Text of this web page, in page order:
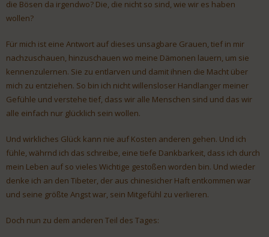
die Bösen da irgendwo? Die, die nicht so sind, wie wir es haben
wollen?
Für mich ist eine Antwort auf dieses unsagbare Grauen, tief in mir
nachzuschauen, hinzuschauen wo meine Dämonen lauern, um sie
kennenzulernen. Sie zu entlarven und damit ihnen die Macht über
mich zu entziehen. So bin ich nicht willensloser Handlanger meiner
Gefühle und verstehe tief, dass wir alle Menschen sind und das wir
alle einfach nur glücklich sein wollen.
Und wirkliches Glück kann nie auf Kosten anderen gehen. Und ich
fühle, währnd ich das schreibe, eine tiefe Dankbarkeit, dass ich durch
mein Leben auf so vieles Wichtige gestoßen worden bin. Und wieder
denke ich an den Tibeter, der aus chinesicher Haft entkommen war
und seine größte Angst war, sein Mitgefühl zu verlieren.
Doch nun zu dem anderen Teil des Tages: